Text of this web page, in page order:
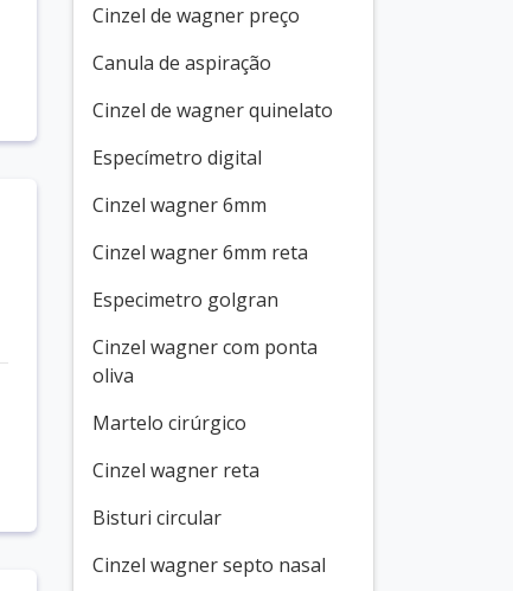
Cinzel de wagner preço
Canula de aspiração
Cinzel de wagner quinelato
Especímetro digital
Cinzel wagner 6mm
Cinzel wagner 6mm reta
Especimetro golgran
Cinzel wagner com ponta
oliva
Martelo cirúrgico
Cinzel wagner reta
Bisturi circular
Cinzel wagner septo nasal